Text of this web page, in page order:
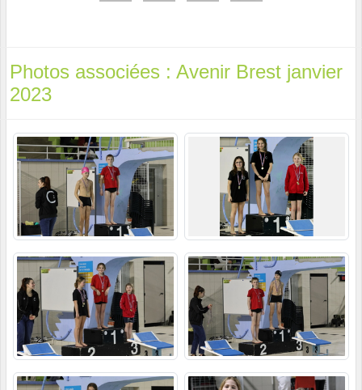
Photos associées : Avenir Brest janvier
2023